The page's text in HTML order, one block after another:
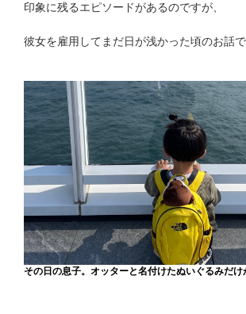
印象に残るエピソードがあるのですが、
彼女を雇用してまだ日が浅かった頃のお話で
その日の息子。オッターと名付けたぬいぐるみだけ